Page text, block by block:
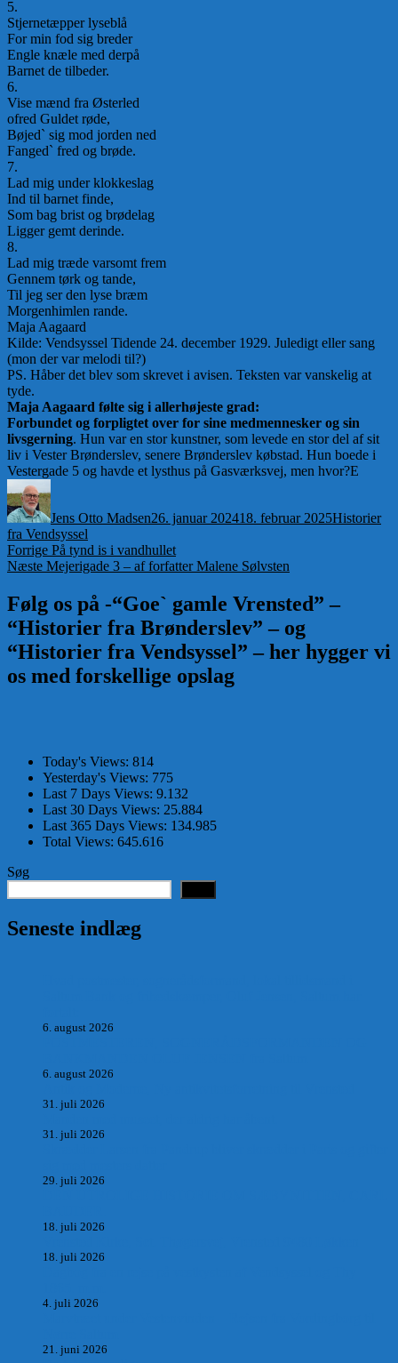
5.
Stjernetæpper lyseblå
For min fod sig breder
Engle knæle med derpå
Barnet de tilbeder.
6.
Vise mænd fra Østerled
ofred Guldet røde,
Bøjed` sig mod jorden ned
Fanged` fred og brøde.
7.
Lad mig under klokkeslag
Ind til barnet finde,
Som bag brist og brødelag
Ligger gemt derinde.
8.
Lad mig træde varsomt frem
Gennem tørk og tande,
Til jeg ser den lyse bræm
Morgenhimlen rande.
Maja Aagaard
Kilde: Vendsyssel Tidende 24. december 1929. Juledigt eller sang
(mon der var melodi til?)
PS. Håber det blev som skrevet i avisen. Teksten var vanskelig at
tyde.
Maja Aagaard følte sig i allerhøjeste grad:
Forbundet og forpligtet over for sine medmennesker og sin
livsgerning. Hun var en stor kunstner, som levede en stor del af sit
liv i Vester Brønderslev, senere Brønderslev købstad. Hun boede i
Vestergade 5 og havde et lysthus på Gasværksvej, men hvor?E
Jens Otto Madsen26. januar 202418. februar 2025Historier
fra Vendsyssel
Indlægsnavigation
Forrige Forrige
indlæg:
På tynd is i vandhullet
Næste Næste
Mejerigade 3 – af forfatter Malene Sølvsten
Følg os på -“Goe` gamle Vrensted” –
“Historier fra Brønderslev” – og
“Historier fra Vendsyssel” – her hygger vi
os med forskellige opslag
Today's Views: 814
Yesterday's Views: 775
Last 7 Days Views: 9.132
Last 30 Days Views: 25.884
Last 365 Days Views: 134.985
Total Views: 645.616
Søg
Seneste indlæg
6. august 2026
6. august 2026
31. juli 2026
31. juli 2026
29. juli 2026
18. juli 2026
18. juli 2026
4. juli 2026
21. juni 2026